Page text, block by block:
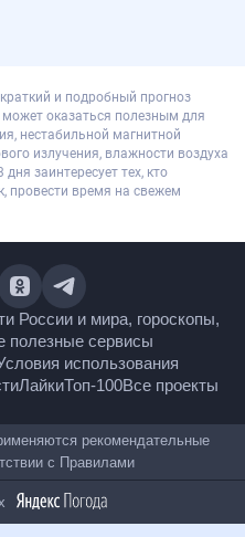
и подробный прогноз
оказаться полезным для
нестабильной магнитной
излучения, влажности воздуха
заинтересует тех, кто
провести время на свежем
России и мира,
полезные сервисы
использования
ЛайкиТоп-100
применяются
в соответствии сПравилами